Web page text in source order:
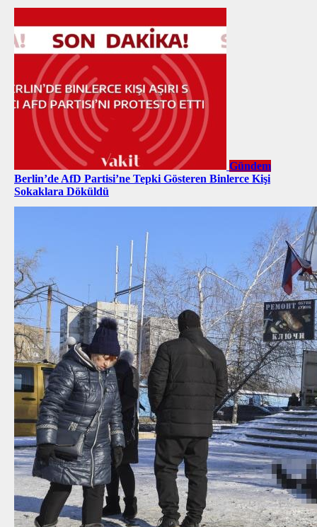
Gündem
Berlin’de AfD Partisi’ne Tepki Gösteren Binlerce Kişi
Sokaklara Döküldü